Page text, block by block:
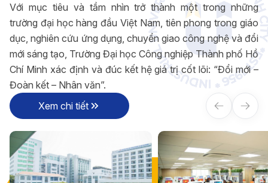
Với mục tiêu và tầm nhìn trở thành một trong những
trường đại học hàng đầu Việt Nam, tiên phong trong giáo
dục, nghiên cứu ứng dụng, chuyển giao công nghệ và đổi
mới sáng tạo, Trường Đại học Công nghiệp Thành phố Hồ
Chí Minh xác định và đúc kết hệ giá trị cốt lõi: “Đổi mới –
Đoàn kết – Nhân văn”.
Xem chi tiết